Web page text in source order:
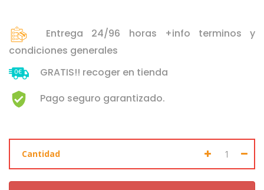
Entrega 24/96 horas +info terminos y
condiciones generales
GRATIS!! recoger en tienda
Pago seguro garantizado.
Cantidad